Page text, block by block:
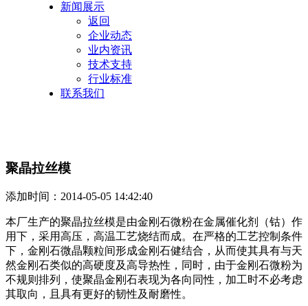
新闻展示
返回
企业动态
业内资讯
技术支持
行业标准
联系我们
聚晶拉丝模
添加时间：2014-05-05 14:42:40
本厂生产的聚晶拉丝模是由金刚石微粉在金属催化剂（钴）作
用下，采用高压，高温工艺烧结而成。在严格的工艺控制条件
下，金刚石微晶颗粒间形成金刚石健结合，从而使其具有与天
然金刚石类似的高硬度及高导热性，同时，由于金刚石微粉为
不规则排列，使聚晶金刚石表现为各向同性，加工时不必考虑
其取向，且具有更好的韧性及耐磨性。